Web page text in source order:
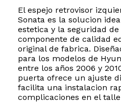
El espejo retrovisor
Sonata es la solucion
estetica y la seguridad
componente de calidad
original de fabrica.
para los modelos de
entre los años 2006 y
puerta ofrece un ajuste
facilita una instalacion
complicaciones en el